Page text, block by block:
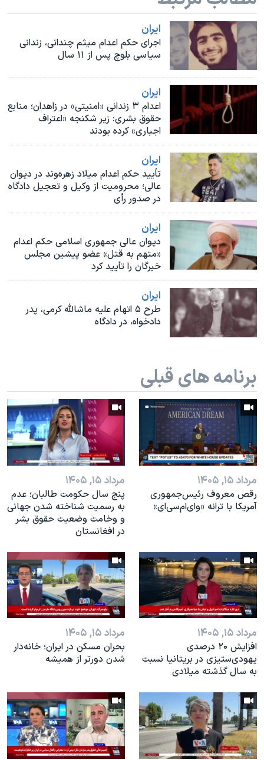
نرگس محمدی برنده جایزه نوبل صلح
همایش محافظه‌کاران آمریکا «سی‌پک»
صفحه‌های ویژه
سفر پرزیدنت ترامپ به چین
ايران
اجرای حکم اعدام میثم چندانی، زندانی
سیاسی بلوچ پس از ۱۱ سال
ايران
اعدام ۳ زندانی «امنیتی» در زاهدان؛ منابع
حقوق بشری: زیر شکنجه «اعتراف
اجباری» کرده بودند
ايران
تأیید حکم اعدام میلاد زهره‌وند در دیوان
عالی؛ محرومیت از وکیل و تعجیل دادگاه
در صدور رأی
ايران
دیوان عالی جمهوری اسلامی حکم اعدام
«متهم به قتل» عضو پیشین مجلس
خبرگان را تأیید کرد
ايران
طرح ۵ اتهام علیه ماشالله کرمی، پدر
دادخواه، در دادگاه
برنامه های قبلی
مرداد ۱۵, ۱۴۰۵
رقص معروف رئیس‌جمهوری
آمریکا با ترانه «وای‌ام‌سی‌ای»
مرداد ۱۵, ۱۴۰۵
پنج سال حکومت طالبان؛ عدم
به رسمیت شناخته شدن جهانی
و وخامت وضعیت حقوق بشر
در افغانستان
مرداد ۱۵, ۱۴۰۵
افزایش ۲۰ درصدی
یهودی‌ستیزی در بریتانیا نسبت
به سال گذشته میلادی
مرداد ۱۵, ۱۴۰۵
بحران مسکن در ایران؛ خانه‌دار
شدن دورتر از همیشه